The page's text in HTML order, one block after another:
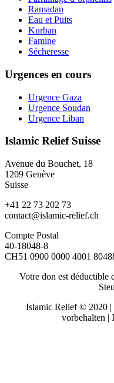
Ramadan
Eau et Puits
Kurban
Famine
Sécheresse
Urgences en cours
Urgence Gaza
Urgence Soudan
Urgence Liban
Islamic Relief Suisse
Avenue du Bouchet, 18
1209 Genève
Suisse
+41 22 73 202 73
contact@islamic-relief.ch
Compte Postal
40-18048-8
CH51 0900 0000 4001
Votre don est déductible
Islamic Relief © 2020 |
vorbehalten |